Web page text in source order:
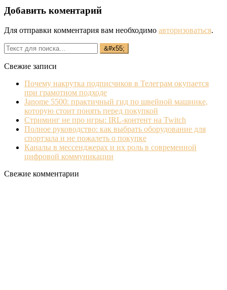
Добавить коментарий
Для отправки комментария вам необходимо авторизоваться.
Свежие записи
Почему накрутка подписчиков в Телеграм окупается
при грамотном подходе
Janome 5500: практичный гид по швейной машинке,
которую стоит понять перед покупкой
Стриминг не про игры: IRL‐контент на Twitch
Полное руководство: как выбрать оборудование для
спортзала и не пожалеть о покупке
Каналы в мессенджерах и их роль в современной
цифровой коммуникации
Свежие комментарии